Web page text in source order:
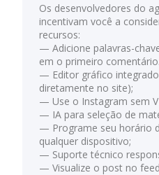
Os desenvolvedores do
incentivam você a
recursos:
— Adicione palavras-
em o primeiro comentário.
— Editor gráfico
diretamente no site);
— Use o Instagram sem
— IA para seleção de
— Programe seu horário
qualquer dispositivo;
— Suporte técnico
— Visualize o post no